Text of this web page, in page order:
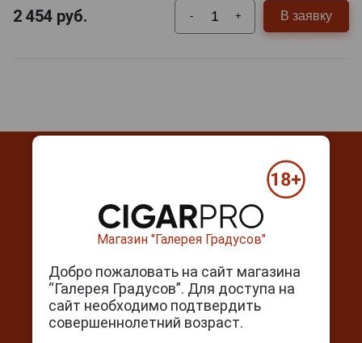
2 454 руб. - + В заявку
Контакты
г. Москва, Серпуховский вал, д. 5
Ежедневно с 10:00 до 22:00
+7(495) 644-59-95
info@cigarpro.ru
Магазин "Галерея Градусов"
Добро пожаловать на сайт магазина
“Галерея Градусов”. Для доступа на
сайт необходимо подтвердить
совершеннолетний возраст.